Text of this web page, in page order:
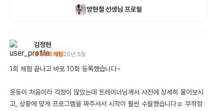
양현철 선생님 프로필
김정현
51회 체험25년 5월
1회 체험 끝나고 바로 10회 등록했습니다~
운동이 처음이라 걱정이 많았는데 트레이너님께서 사전에 상세히 물어보시
고, 상황에 맞게 프로그램을 짜주셔서 시작이 훨씬 수월했습니다☺️ 무작정